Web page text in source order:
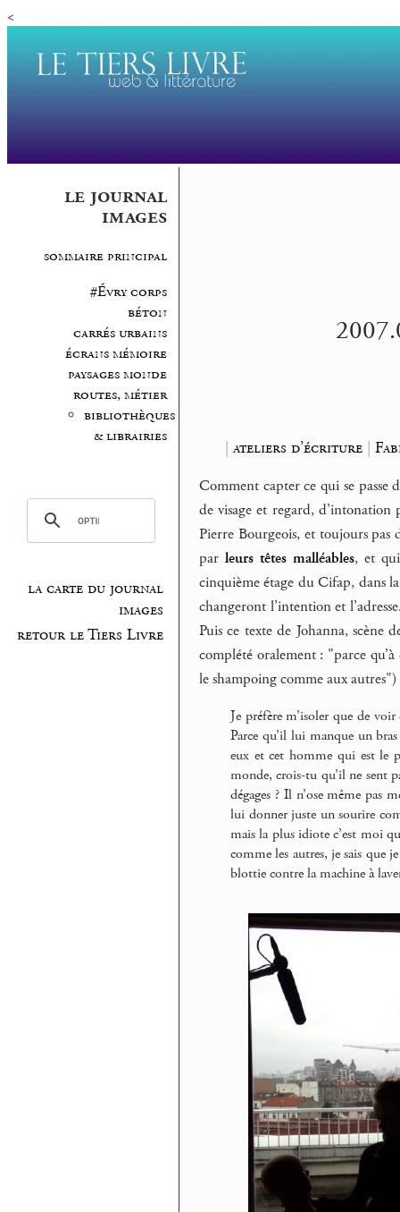
<
le journal
images
sommaire principal
#Évry corps
béton
carrés urbains
écrans mémoire
paysages monde
routes, métier
bibliothèques
& librairies
la carte du journal
images
retour le Tiers Livre
|ateliers d’écriture|
Comment capter ce qui se passe
de visage et regard,
Pierre Bourgeois, et toujours pas
par leurs têtes malléables, et
cinquième étage du Cifap, dans
changeront l’intention et
Puis ce texte de Johanna, scène
complété oralement : "parce
le shampoing comme aux autres")
Je préfère m’isoler que de
Parce qu’il lui manque un
eux et cet homme qui est le
monde, crois-tu qu’il ne sent
dégages ? Il n’ose même
lui donner juste un sourire
mais la plus idiote c’est moi
comme les autres, je sais que
blottie contre la machine à